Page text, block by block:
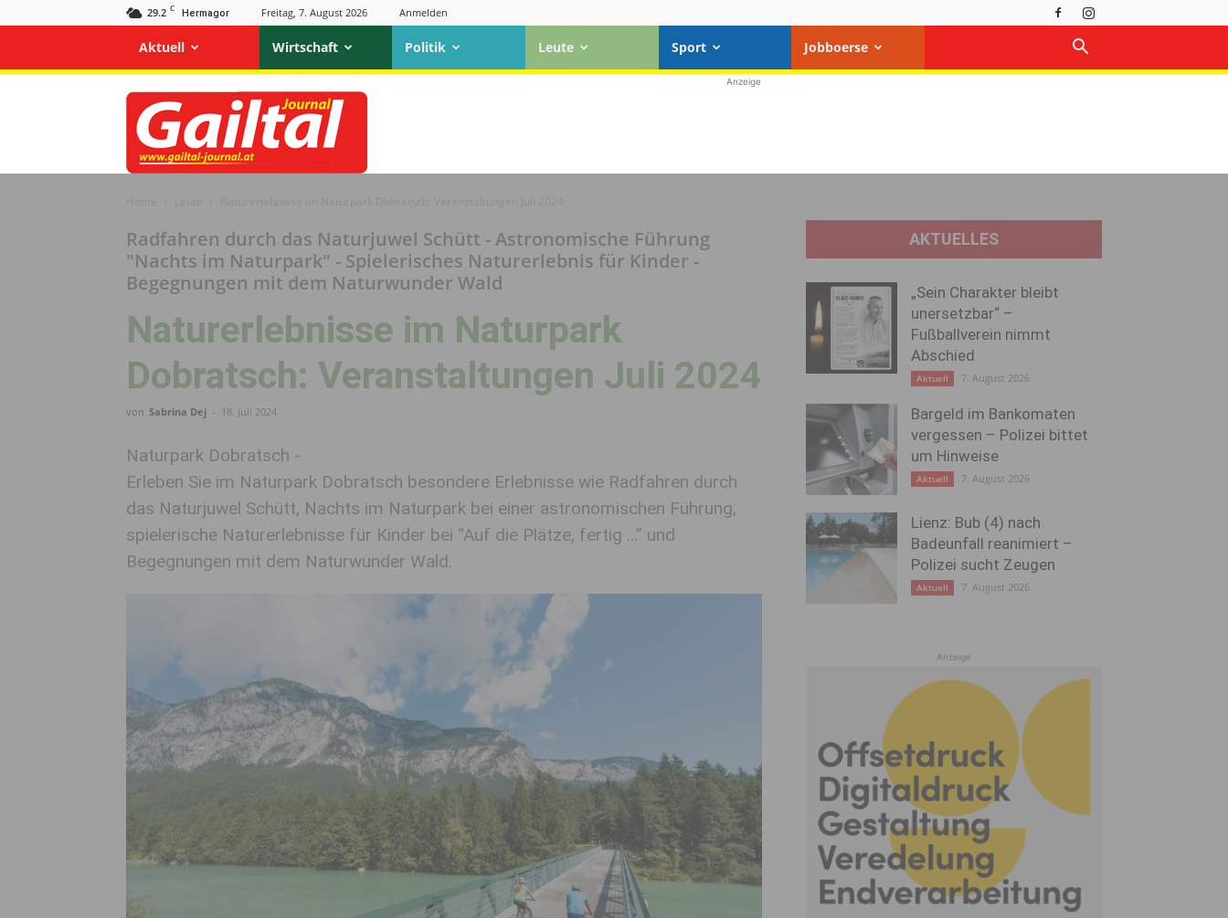
29.2 C Hermagor Freitag, 7. August 2026 Anmelden
Aktuell Wirtschaft Politik Leute Sport Jobboerse
Gailtal
Journal
Anzeige
Radfahren durch das Naturjuwel Schütt - Astronomische Führung
"Nachts im Naturpark" - Spielerisches Naturerlebnis für Kinder -
Begegnungen mit dem Naturwunder Wald
Naturerlebnisse im Naturpark
Dobratsch: Veranstaltungen Juli 2024
von Sabrina Dej - 18. Juli 2024
Naturpark Dobratsch -
Erleben Sie im Naturpark Dobratsch besondere Erlebnisse wie Radfahren durch
das Naturjuwel Schütt, Nachts im Naturpark bei einer astronomischen Führung,
spielerische Naturerlebnisse für Kinder bei “Auf die Plätze, fertig …” und
Begegnungen mit dem Naturwunder Wald.
AKTUELLES
„Sein Charakter bleibt
unersetzbar“ –
Fußballverein nimmt
Abschied
Aktuell 7. August 2026
Bargeld im Bankomaten
vergessen – Polizei bittet
um Hinweise
Aktuell 7. August 2026
Lienz: Bub (4) nach
Badeunfall reanimiert –
Polizei sucht Zeugen
Aktuell 7. August 2026
Anzeige